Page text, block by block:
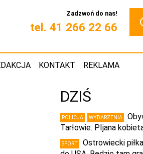
Zadzwoń do nas!
tel. 41 266 22 66
KONTAKT REKLAMA
DZIŚ
POLICJA WYDARZENIA
Tarłowie. PIjana
SPORT
Ostrowiecki